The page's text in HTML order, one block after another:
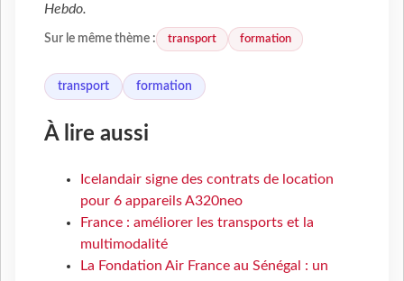
Hebdo.
Sur le même thème : transport formation
transport formation
À lire aussi
Icelandair signe des contrats de location
pour 6 appareils A320neo
France : améliorer les transports et la
multimodalité
La Fondation Air France au Sénégal : un